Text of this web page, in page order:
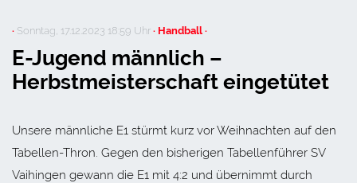
· Sonntag, 17.12.2023 18:59 Uhr· Handball ·
E-Jugend männlich –
Herbstmeisterschaft eingetütet
Unsere männliche E1 stürmt kurz vor Weihnachten auf den
Tabellen-Thron. Gegen den bisherigen Tabellenführer SV
Vaihingen gewann die E1 mit 4:2 und übernimmt durch